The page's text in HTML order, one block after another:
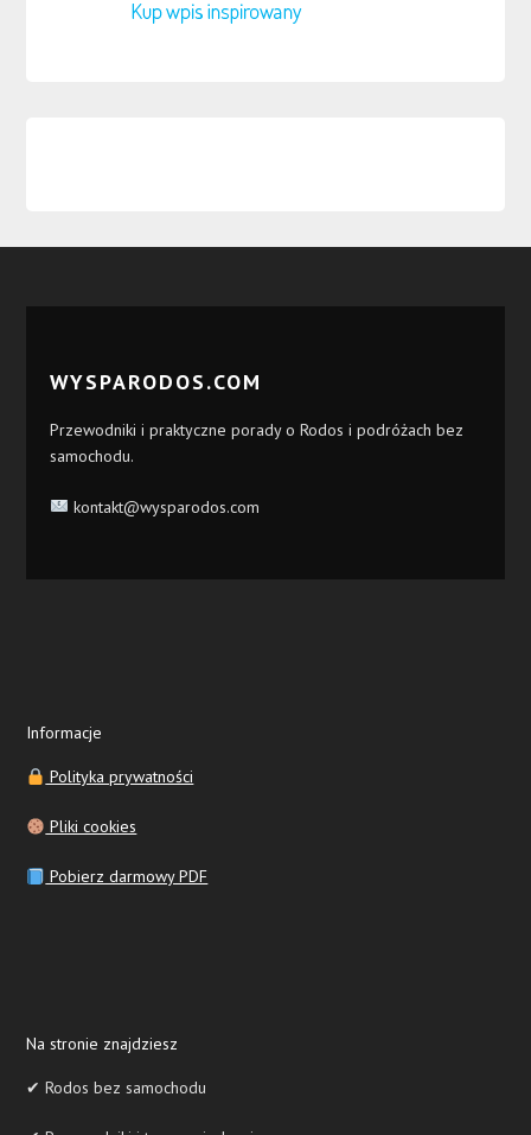
WYSPARODOS.COM
Przewodniki i praktyczne porady o Rodos i podróżach bez
samochodu.
kontakt@wysparodos.com
Informacje
Polityka prywatności
Pliki cookies
Pobierz darmowy PDF
Na stronie znajdziesz
✔ Rodos bez samochodu